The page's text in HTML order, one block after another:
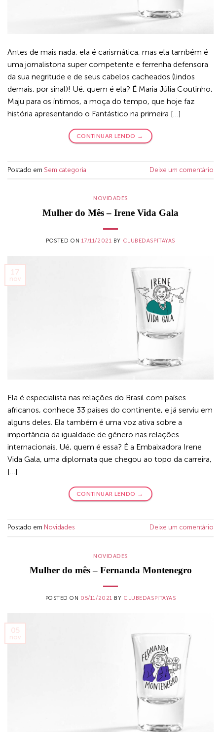
Antes de mais nada, ela é carismática, mas ela também é
uma jornalistona super competente e ferrenha defensora
da sua negritude e de seus cabelos cacheados (lindos
demais, por sinal)! Ué, quem é ela? É Maria Júlia Coutinho,
Maju para os íntimos, a moça do tempo, que hoje faz
história apresentando o Fantástico na primeira […]
CONTINUAR LENDO →
Postado em Sem categoria Deixe um comentário
NOVIDADES
Mulher do Mês – Irene Vida Gala
POSTED ON 17/11/2021 BY CLUBEDASPITAYAS
17
nov
Ela é especialista nas relações do Brasil com países
africanos, conhece 33 países do continente, e já serviu em
alguns deles. Ela também é uma voz ativa sobre a
importância da igualdade de gênero nas relações
internacionais. Ué, quem é essa? É a Embaixadora Irene
Vida Gala, uma diplomata que chegou ao topo da carreira,
[…]
CONTINUAR LENDO →
Postado em Novidades Deixe um comentário
NOVIDADES
Mulher do mês – Fernanda Montenegro
POSTED ON 05/11/2021 BY CLUBEDASPITAYAS
05
nov